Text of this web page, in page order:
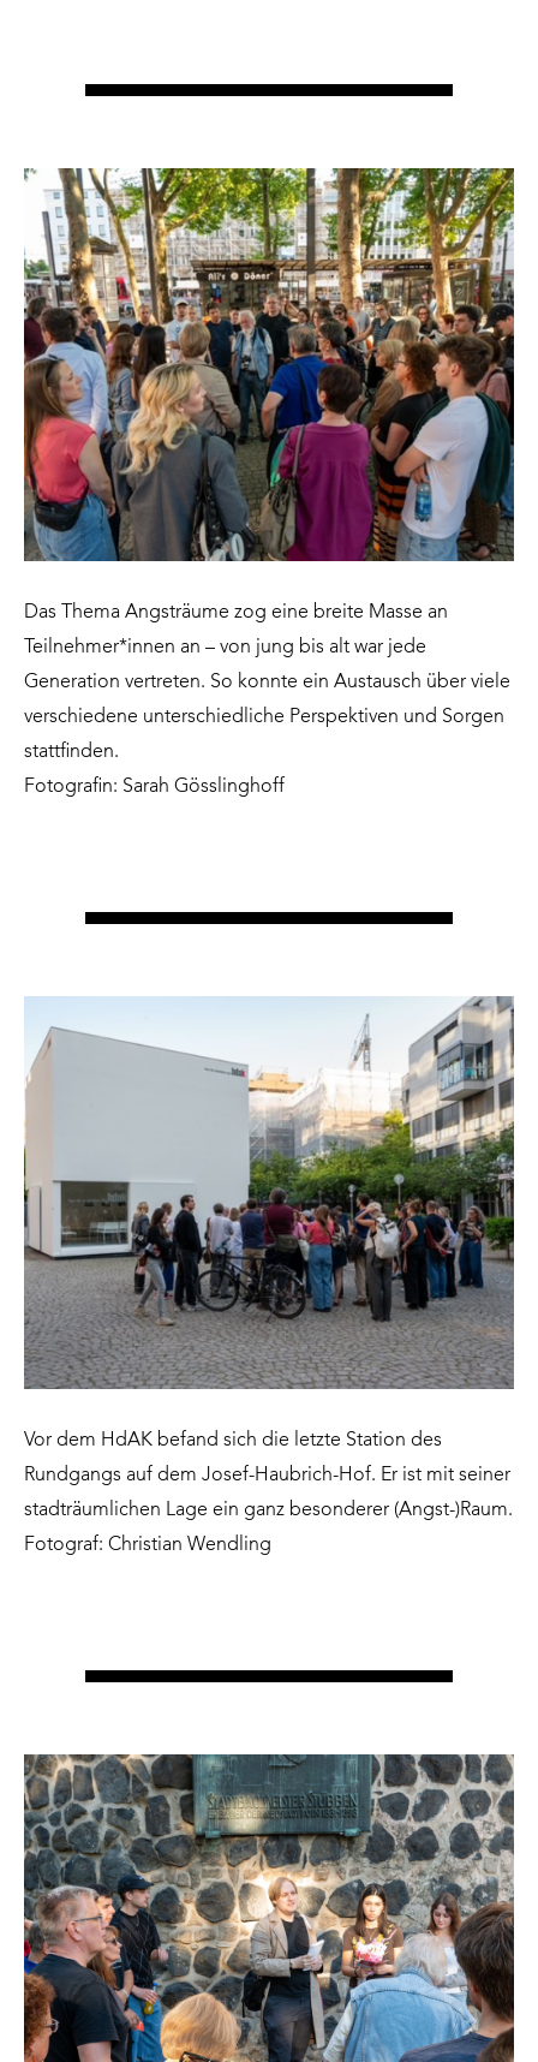
Das Thema Angsträume zog eine breite Masse an
Teilnehmer*innen an – von jung bis alt war jede
Generation vertreten. So konnte ein Austausch über viele
verschiedene unterschiedliche Perspektiven und Sorgen
stattfinden.
Fotografin: Sarah Gösslinghoff
Vor dem HdAK befand sich die letzte Station des
Rundgangs auf dem Josef-Haubrich-Hof. Er ist mit seiner
stadträumlichen Lage ein ganz besonderer (Angst-)Raum.
Fotograf: Christian Wendling